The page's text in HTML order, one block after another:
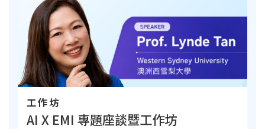
工作坊
AI X EMI 專題座談暨工作坊